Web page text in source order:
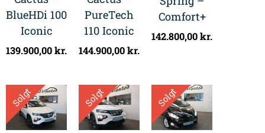
BlueHDi 100
Iconic
139.900,00kr.
PureTech
110 Iconic
144.900,00kr.
Comfort+
142.800,00kr.
Solgt Solgt Solgt